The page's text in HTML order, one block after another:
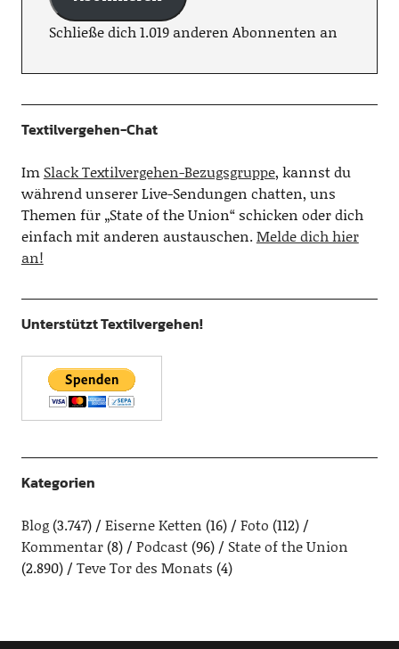
Schließe dich 1.019 anderen Abonnenten an
Textilvergehen-Chat
Im Slack Textilvergehen-Bezugsgruppe, kannst du
während unserer Live-Sendungen chatten, uns
Themen für „State of the Union“ schicken oder dich
einfach mit anderen austauschen.Melde dich hier
an!
Unterstützt Textilvergehen!
Kategorien
Blog(3.747) Eiserne Ketten (16) Foto (112)
Kommentar(8) Podcast(96)
State of the Union
(2.890)
Teve Tor des Monats (4)